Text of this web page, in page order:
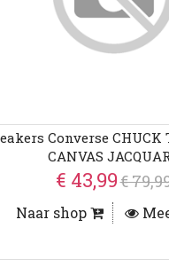
Converse CHUCK
CANVAS
€ 43,99€
Naar shop